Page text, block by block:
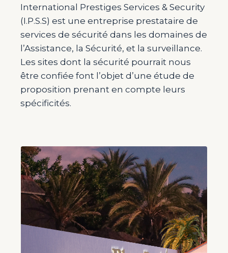
International Prestiges Services & Security
(I.P.S.S) est une entreprise prestataire de
services de sécurité dans les domaines de
l’Assistance, la Sécurité, et la surveillance.
Les sites dont la sécurité pourrait nous
être confiée font l’objet d’une étude de
proposition prenant en compte leurs
spécificités.